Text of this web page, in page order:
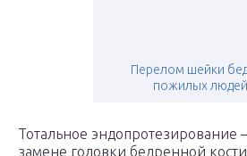
Перелом шейки
пожилых людей
Тотальное эндопротезирование
замене головки бедренной